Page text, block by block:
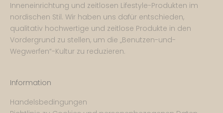
Inneneinrichtung und zeitlosen Lifestyle-Produkten im
nordischen Stil. Wir haben uns dafür entschieden,
qualitativ hochwertige und zeitlose Produkte in den
Vordergrund zu stellen, um die „Benutzen-und-
Wegwerfen“-Kultur zu reduzieren.
Information
Handelsbedingungen